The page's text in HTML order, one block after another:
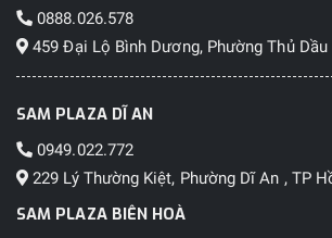
0888.026.578
459 Đại Lộ Bình Dương, Phường Thủ Dầu
SAM PLAZA DĨ AN
0949.022.772
229 Lý Thường Kiệt, Phường Dĩ An , TP
SAM PLAZA BIÊN HOÀ